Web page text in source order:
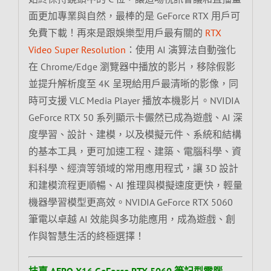
面更加專業與自然，最棒的是 GeForce RTX 用戶可
免費下載！再來是跟娛樂型用戶最有關的 RTX
Video Super Resolution ：使用 AI 演算法自動強化
在 Chrome/Edge 瀏覽器中播放的影片，移除假影
並提升解析度至 4K 呈現給用戶最清晰的影像，同
時可支援 VLC Media Player 播放本機影片。NVIDIA
GeForce RTX 50 系列顯示卡儼然已成為遊戲、AI 深
度學習、設計、建模，以及模擬元件、系統和結構
的基本工具，更可加速工程、建築、電腦科學、資
料科學、經濟等領域的常用應用程式，讓 3D 設計
和建模流程更順暢、AI 推理與模擬速度更快，輕量
機器學習模型更高效。NVIDIA GeForce RTX 5060
筆電以卓越 AI 效能與多功能應用，成為遊戲、創
作與智慧生活的終極選擇！